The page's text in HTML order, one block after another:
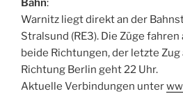
Bahn:
Warnitz liegt direkt an der
Stralsund (RE3). Die Züge
beide Richtungen, der letzte Zug
Richtung Berlin geht 22 Uhr.
Aktuelle Verbindungen unter